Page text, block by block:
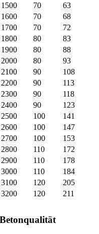
1500
70 63
1600
70 68
1700
70 72
1800
80 83
1900
80 88
2000
80 93
2100
90 108
2200
90 113
2300
90 118
2400
90 123
2500
100 141
2600
100 147
2700
100 153
2800
110 172
2900
110 178
3000
110 184
3100
120 205
3200
120 211
Betonqualität